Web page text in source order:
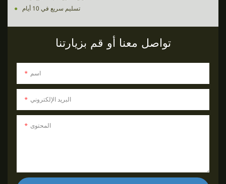
●
تسليم سريع في 10 أيام
تواصل معنا أو قم بزيارتنا
اسم
البريد الإلكتروني
المحتوى